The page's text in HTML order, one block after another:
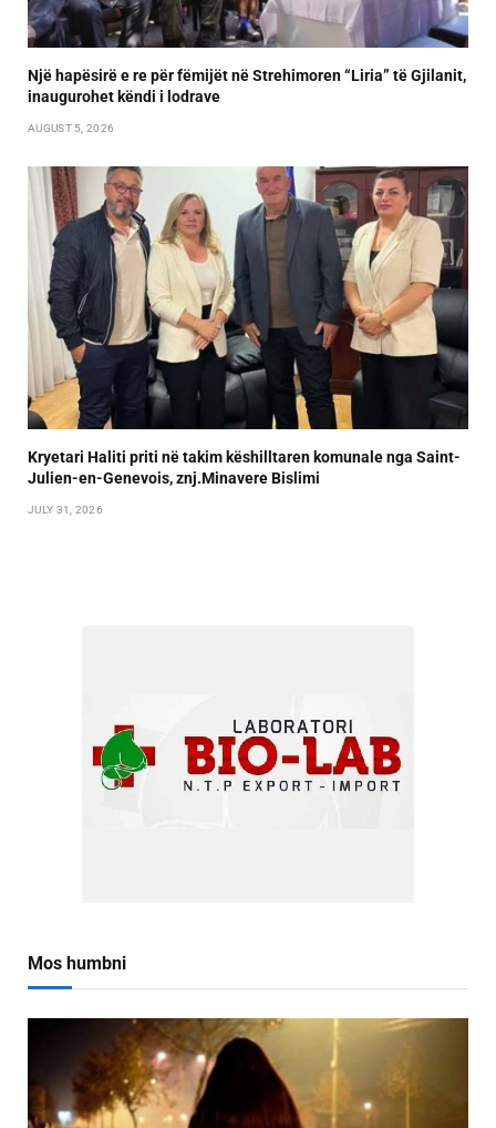
Një hapësirë e re për fëmijët në Strehimoren “Liria” të Gjilanit,
inaugurohet këndi i lodrave
AUGUST 5, 2026
Kryetari Haliti priti në takim këshilltaren komunale nga Saint-
Julien-en-Genevois, znj.Minavere Bislimi
JULY 31, 2026
Mos humbni